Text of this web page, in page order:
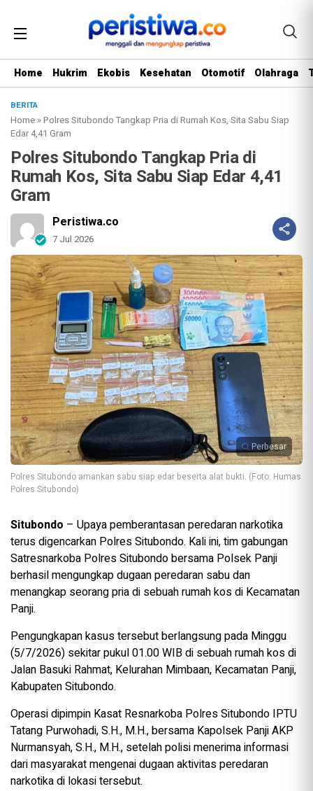
Home Hukrim Ekobis Kesehatan Otomotif Olahraga
BERITA
Home »Polres Situbondo Tangkap Pria di Rumah Kos, Sita Sabu Siap
Edar 4,41 Gram
Polres Situbondo Tangkap Pria di
Rumah Kos, Sita Sabu Siap Edar 4,41
Gram
Peristiwa.co
7 Jul 2026
Perbesar
Polres Situbondo amankan sabu siap edar beserta alat bukti. (Foto: Humas
Polres Situbondo)
Situbondo – Upaya pemberantasan peredaran narkotika
terus digencarkan Polres Situbondo. Kali ini, tim gabungan
Satresnarkoba Polres Situbondo bersama Polsek Panji
berhasil mengungkap dugaan peredaran sabu dan
menangkap seorang pria di sebuah rumah kos di Kecamatan
Panji.
Pengungkapan kasus tersebut berlangsung pada Minggu
(5/7/2026) sekitar pukul 01.00 WIB di sebuah rumah kos di
Jalan Basuki Rahmat, Kelurahan Mimbaan, Kecamatan Panji,
Kabupaten Situbondo.
Operasi dipimpin Kasat Resnarkoba Polres Situbondo IPTU
Tatang Purwohadi, S.H., M.H., bersama Kapolsek Panji AKP
Nurmansyah, S.H., M.H., setelah polisi menerima informasi
dari masyarakat mengenai dugaan aktivitas peredaran
narkotika di lokasi tersebut.